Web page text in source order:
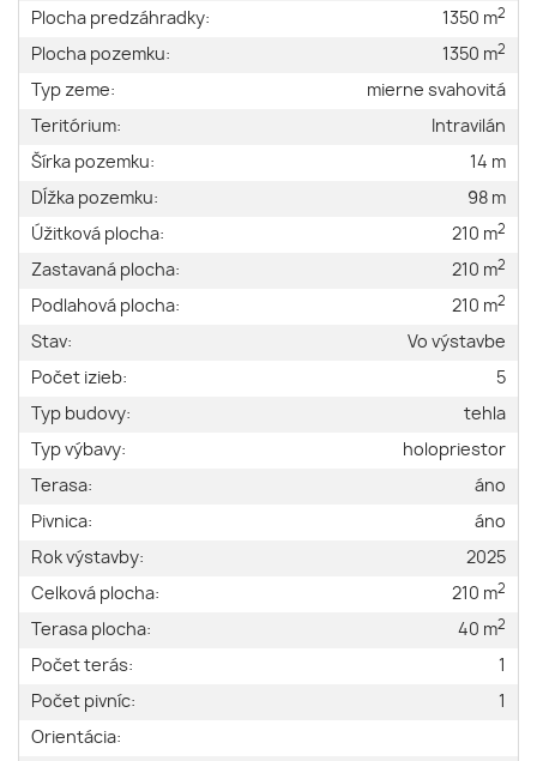
Plocha predzáhradky:
1350 m2
Plocha pozemku: 1350 m2
Typ zeme:
mierne svahovitá
Teritórium:
Intravilán
Šírka pozemku:
14 m
Dĺžka pozemku:
98 m
Úžitková plocha:
210 m2
Zastavaná plocha: 210 m2
Podlahová plocha: 210 m2
Stav:
Vo výstavbe
Počet izieb:
5
Typ budovy:
tehla
Typ výbavy:
holopriestor
Terasa:
áno
Pivnica:
áno
Rok výstavby:
2025
Celková plocha:
210 m2
Terasa plocha: 40 m2
Počet terás:
1
Počet pivníc:
1
Orientácia: